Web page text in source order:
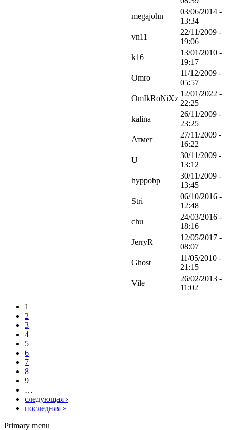
megajohn
03/06/2014 -
13:34
vn11
22/11/2009 -
19:06
k16
13/01/2010 -
19:17
Omro
11/12/2009 -
05:57
OmIkRoNiXz
12/01/2022 -
22:25
kalina
26/11/2009 -
23:25
Атмег
27/11/2009 -
16:22
U
30/11/2009 -
13:12
hyppobp
30/11/2009 -
13:45
Stri
06/10/2016 -
12:48
chu
24/03/2016 -
18:16
JerryR
12/05/2017 -
08:07
Ghost
11/05/2010 -
21:15
Vile
26/02/2013 -
11:02
1
2
3
4
5
6
7
8
9
…
следующая ›
последняя »
Primary menu